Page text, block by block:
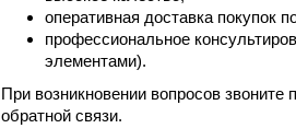
оперативная доставка покупок
профессиональное
элементами).
При возникновении вопросов
обратной связи.